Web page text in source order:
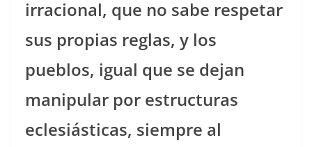
irracional, que no sabe respetar
sus propias reglas, y los
pueblos, igual que se dejan
manipular por estructuras
eclesiásticas, siempre al